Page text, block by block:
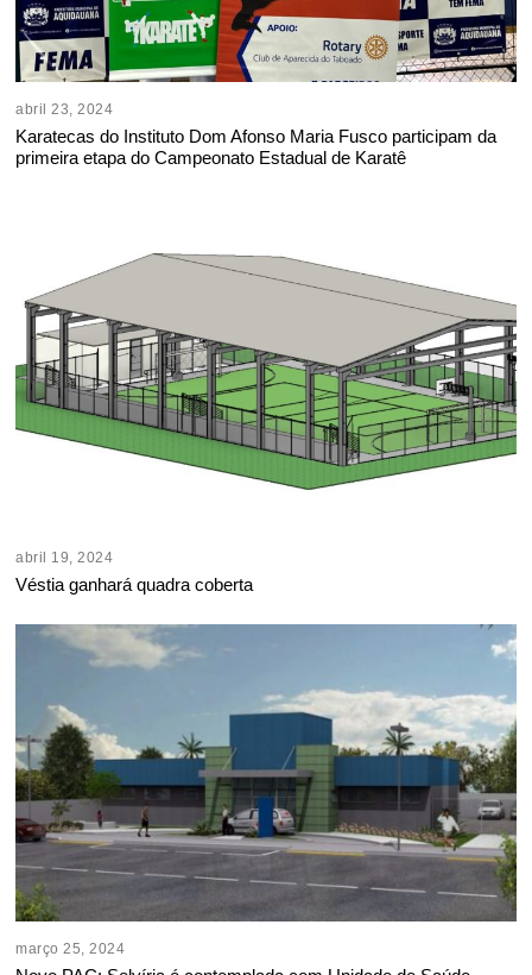
abril 23, 2024
Karatecas do Instituto Dom Afonso Maria Fusco participam da
primeira etapa do Campeonato Estadual de Karatê
abril 19, 2024
Véstia ganhará quadra coberta
março 25, 2024